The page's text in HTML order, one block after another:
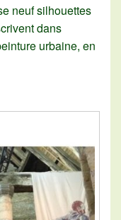
neuf silhouettes
dans
urbaine, en